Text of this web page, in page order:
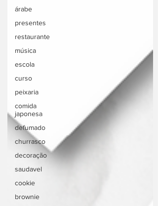
árabe
presentes
restaurante
música
escola
curso
peixaria
comida
japonesa
defumado
churrasco
decoração
saudavel
cookie
brownie